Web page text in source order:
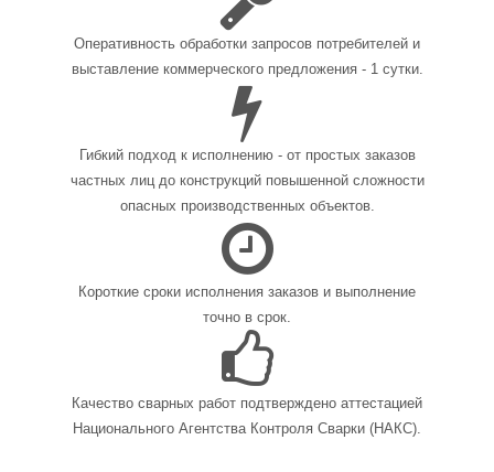
Оперативность обработки запросов потребителей и
выставление коммерческого предложения - 1 сутки.
Гибкий подход к исполнению - от простых заказов
частных лиц до конструкций повышенной сложности
опасных производственных объектов.
Короткие сроки исполнения заказов и выполнение
точно в срок.
Качество сварных работ подтверждено аттестацией
Национального Агентства Контроля Сварки (НАКС).